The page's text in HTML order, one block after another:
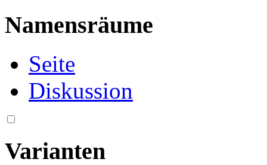
Namensräume
Seite
Diskussion
Varianten